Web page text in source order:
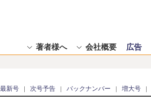
著者様へ 会社概要 広告
最新号 | 次号予告 | バックナンバー | 増大号 |